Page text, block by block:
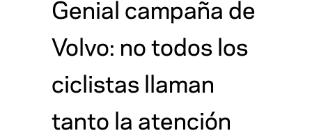
Genial campaña de
Volvo: no todos los
ciclistas llaman
tanto la atención